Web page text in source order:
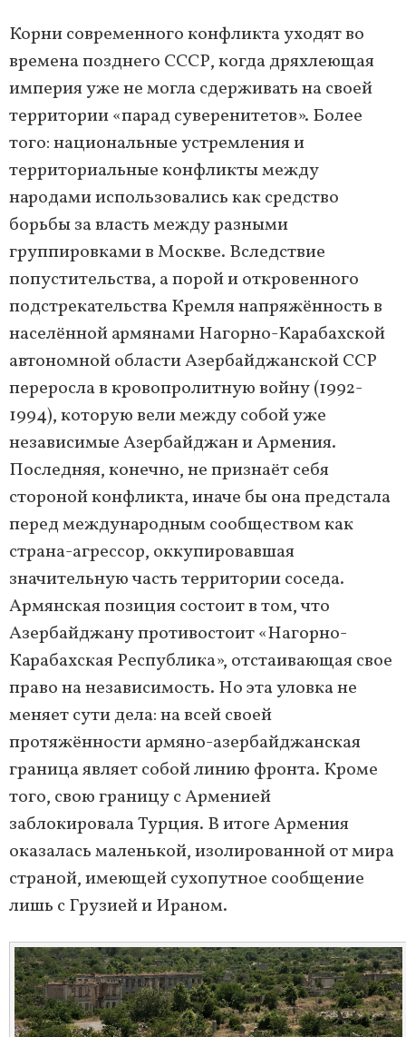
Корни современного конфликта уходят во
времена позднего СССР, когда дряхлеющая
империя уже не могла сдерживать на своей
территории «парад суверенитетов». Более
того: национальные устремления и
территориальные конфликты между
народами использовались как средство
борьбы за власть между разными
группировками в Москве. Вследствие
попустительства, а порой и откровенного
подстрекательства Кремля напряжённость в
населённой армянами Нагорно-Карабахской
автономной области Азербайджанской ССР
переросла в кровопролитную войну (1992-
1994), которую вели между собой уже
независимые Азербайджан и Армения.
Последняя, конечно, не признаёт себя
стороной конфликта, иначе бы она предстала
перед международным сообществом как
страна-агрессор, оккупировавшая
значительную часть территории соседа.
Армянская позиция состоит в том, что
Азербайджану противостоит «Нагорно-
Карабахская Республика», отстаивающая свое
право на независимость. Но эта уловка не
меняет сути дела: на всей своей
протяжённости армяно-азербайджанская
граница являет собой линию фронта. Кроме
того, свою границу с Арменией
заблокировала Турция. В итоге Армения
оказалась маленькой, изолированной от мира
страной, имеющей сухопутное сообщение
лишь с Грузией и Ираном.